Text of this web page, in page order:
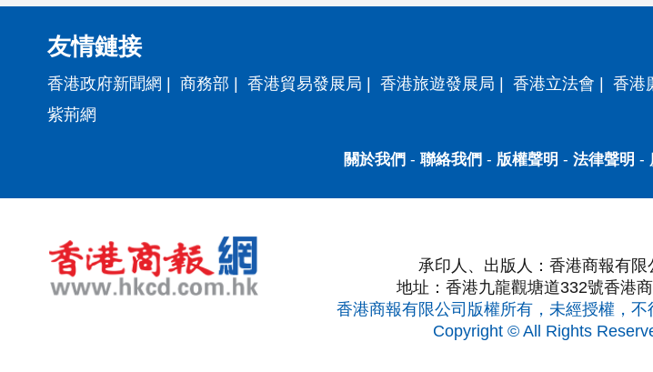
友情鏈接
香港政府新聞網 商務部 香港貿易發展局 香港旅遊發展局 香港立法會 香港
紫荊網
關於我們 - 聯絡我們 - 版權聲明 - 法律聲明 -
承印人、出版人：香港商報有限
地址：香港九龍觀塘道332號香港
香港商報有限公司版權所有，未經授權，不
Copyright © All Rights